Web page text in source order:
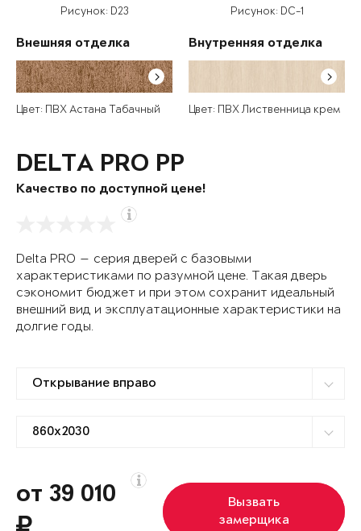
Рисунок: D23
Внешняя отделка
Цвет: ПВХ Астана Табачный
Рисунок: DC-1
Внутренняя отделка
Цвет: ПВХ Лиственница крем
DELTA PRO PP
Качество по доступной цене!
Delta PRO — серия дверей с базовыми
характеристиками по разумной цене. Такая дверь
сэкономит бюджет и при этом сохранит идеальный
внешний вид и эксплуатационные характеристики на
долгие годы.
от 39 010
Вызвать
замерщика